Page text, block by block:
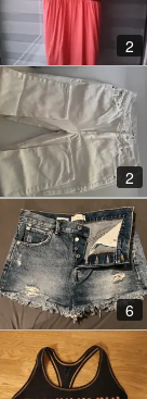
2
2
6